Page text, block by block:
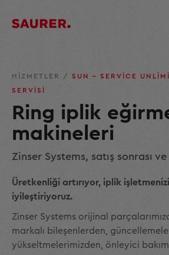
HIZMETLER / SUN – SERVICE
SERVISI
Ring iplik
makineleri
Zinser Systems, satış sonrası
Üretkenliği artırıyor, iplik
iyileştiriyoruz.
Zinser Systems orijinal
markalı bileşenlerden,
yükseltmelerimizden, önleyici